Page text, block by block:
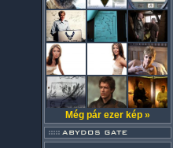
Még pár ezer kép »